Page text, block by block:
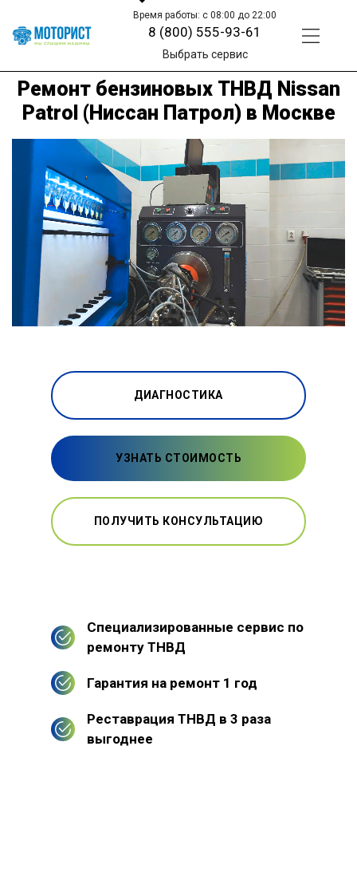
Время работы: с 08:00 до 22:00
8 (800) 555-93-61
Выбрать сервис
Ремонт бензиновых ТНВД Nissan
Patrol (Ниссан Патрол) в Москве
ДИАГНОСТИКА
УЗНАТЬ СТОИМОСТЬ
ПОЛУЧИТЬ КОНСУЛЬТАЦИЮ
Специализированные сервис по
ремонту ТНВД
Гарантия на ремонт 1 год
Реставрация ТНВД в 3 раза
выгоднее